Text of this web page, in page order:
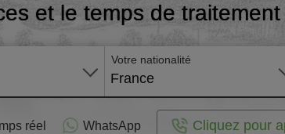
et le temps de traitement
Votre nationalité
France
réel WhatsApp Cliquez pour